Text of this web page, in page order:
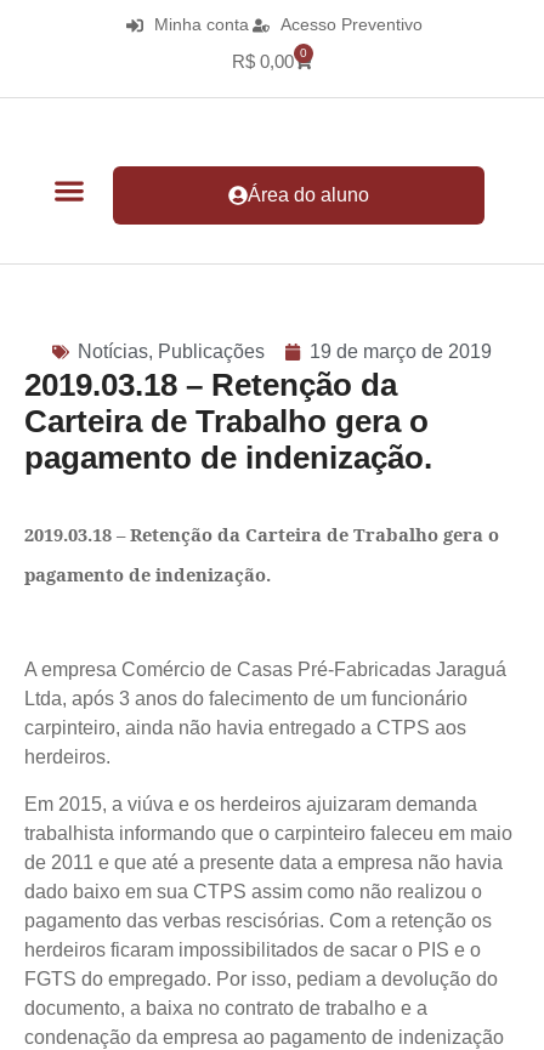
Minha conta Acesso Preventivo
R$ 0,00 0
Área do aluno
Notícias, Publicações 19 de março de 2019
2019.03.18 – Retenção da
Carteira de Trabalho gera o
pagamento de indenização.
2019.03.18 – Retenção da Carteira de Trabalho gera o
pagamento de indenização.
A empresa Comércio de Casas Pré-Fabricadas Jaraguá
Ltda, após 3 anos do falecimento de um funcionário
carpinteiro, ainda não havia entregado a CTPS aos
herdeiros.
Em 2015, a viúva e os herdeiros ajuizaram demanda
trabalhista informando que o carpinteiro faleceu em maio
de 2011 e que até a presente data a empresa não havia
dado baixo em sua CTPS assim como não realizou o
pagamento das verbas rescisórias. Com a retenção os
herdeiros ficaram impossibilitados de sacar o PIS e o
FGTS do empregado. Por isso, pediam a devolução do
documento, a baixa no contrato de trabalho e a
condenação da empresa ao pagamento de indenização